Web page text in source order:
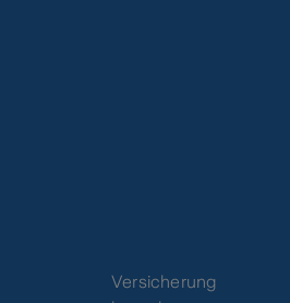
Versicherung